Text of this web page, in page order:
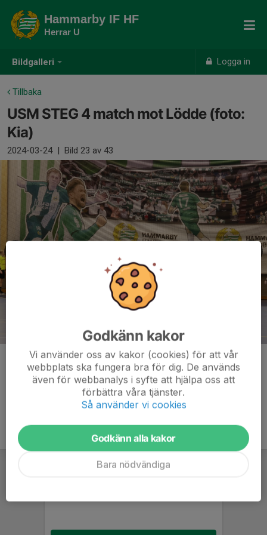
Bildgalleri Logga in
Hammarby IF HF
Herrar U
Tillbaka
USM STEG 4 match mot Lödde (foto:
Kia)
2024-03-24 | Bild 23 av 43
Kommentarer
Godkänn kakor
Vi använder oss av kakor (cookies) för att vår
webbplats ska fungera bra för dig. De används
även för webbanalys i syfte att hjälpa oss att
förbättra våra tjänster.
Så använder vi cookies
Godkänn alla kakor
Bara nödvändiga